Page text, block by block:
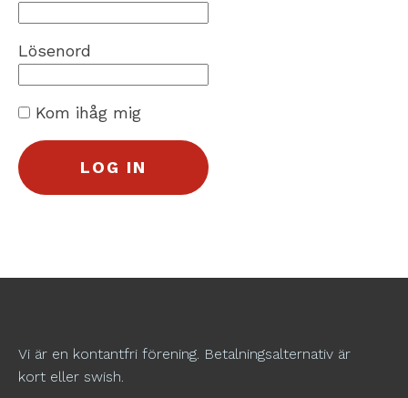
Lösenord
Kom ihåg mig
Vi är en kontantfri förening. Betalningsalternativ är
kort eller swish.